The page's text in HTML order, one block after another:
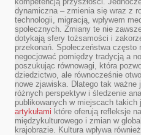
dynamiczna – zmienia się wraz z
technologii, migracją, wpływem
społecznych. Zmiany te nie
dotykają sfery tożsamości i
przekonań. Społeczeństwa często
negocjować pomiędzy tradycją a
poszukując równowagi, która
dziedzictwo, ale równocześnie
nowe zjawiska. Dlatego tak ważne
różnych perspektyw i śledzenie
publikowanych w miejscach takich
artykułami które oferują refleksje
międzykulturowego i zmian w
krajobrazie. Kultura wpływa